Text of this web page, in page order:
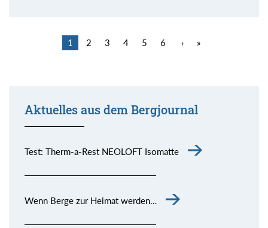
1 2 3 4 5 6 › »
Aktuelles aus dem Bergjournal
Test: Therm-a-Rest NEOLOFT Isomatte
Wenn Berge zur Heimat werden…